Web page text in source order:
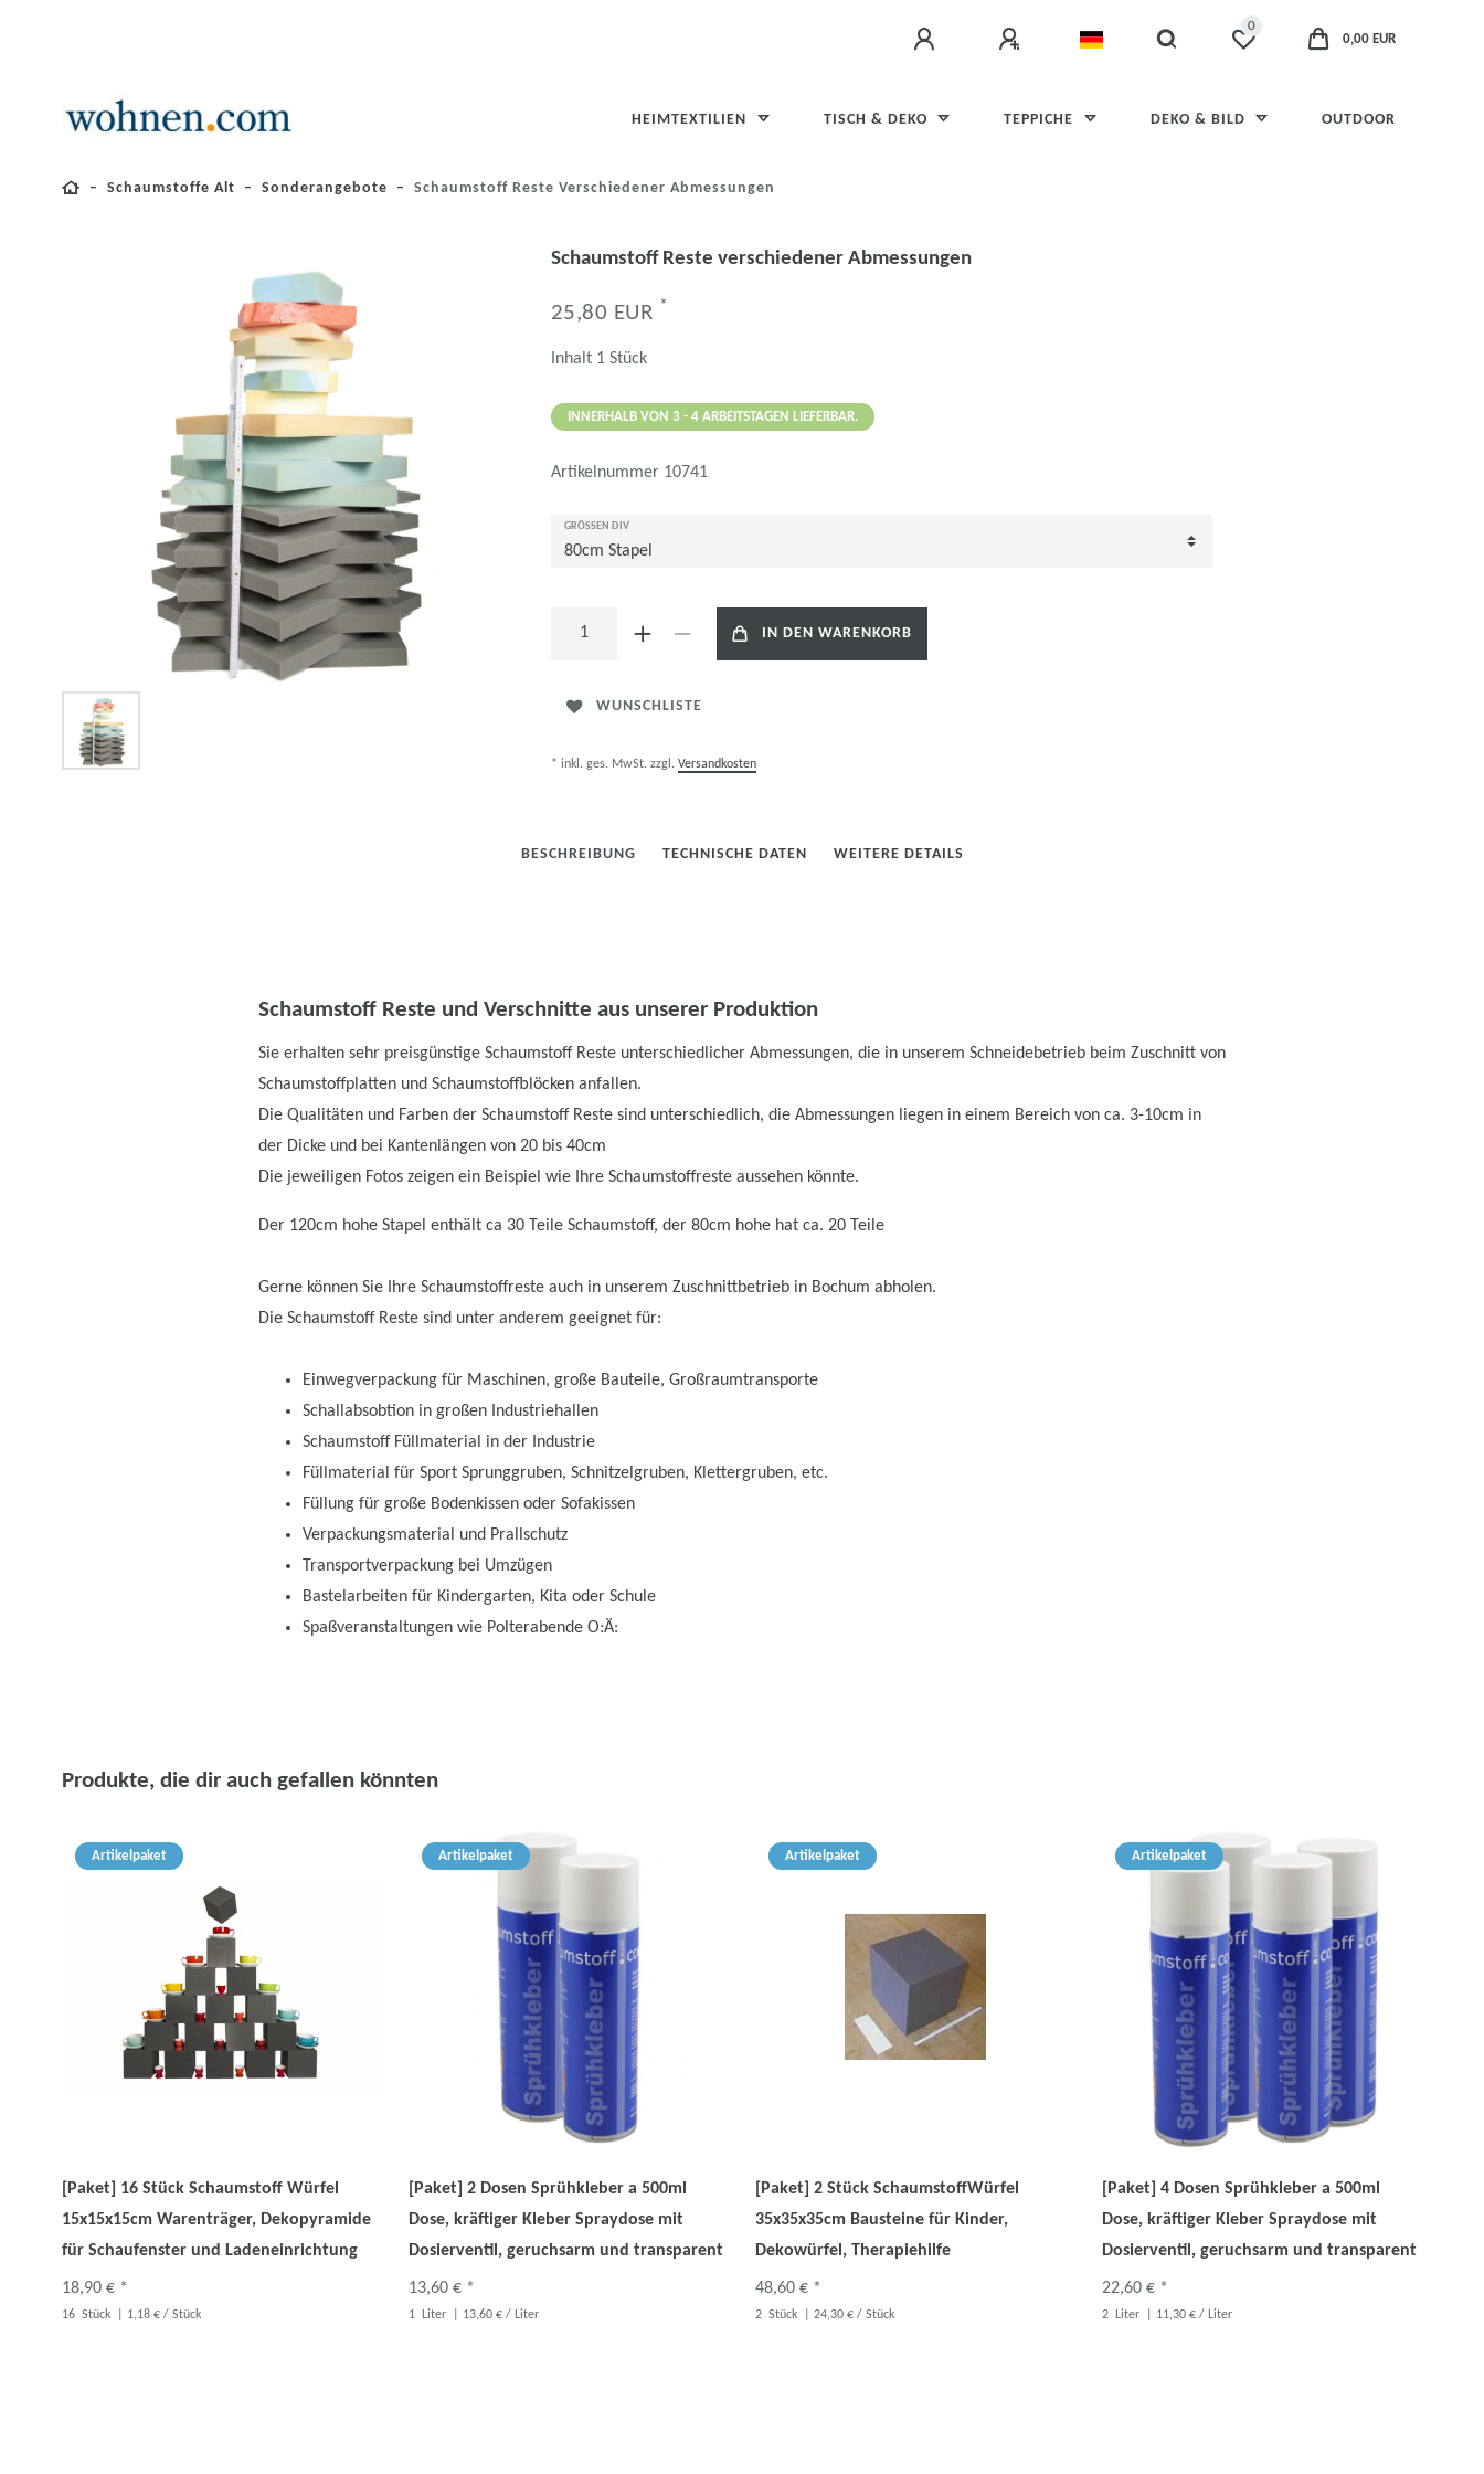
0
0,00 EUR
HEIMTEXTILIEN TISCH & DEKO TEPPICHE DEKO & BILD OUTDOOR
Schaumstoffe Alt Sonderangebote Schaumstoff Reste Verschiedener Abmessungen
Schaumstoff Reste verschiedener Abmessungen
25,80 EUR *
Inhalt 1 Stück
INNERHALB VON 3 - 4 ARBEITSTAGEN LIEFERBAR.
Artikelnummer 10741
GRÖSSEN DIV
IN DEN WARENKORB
WUNSCHLISTE
* inkl. ges. MwSt. zzgl. Versandkosten
BESCHREIBUNG TECHNISCHE DATEN WEITERE DETAILS
Schaumstoff Reste und Verschnitte aus unserer Produktion
Sie erhalten sehr preisgünstige Schaumstoff Reste unterschiedlicher Abmessungen, die in unserem Schneidebetrieb beim Zuschnitt von
Schaumstoffplatten und Schaumstoffblöcken anfallen.
Die Qualitäten und Farben der Schaumstoff Reste sind unterschiedlich, die Abmessungen liegen in einem Bereich von ca. 3-10cm in
der Dicke und bei Kantenlängen von 20 bis 40cm
Die jeweiligen Fotos zeigen ein Beispiel wie Ihre Schaumstoffreste aussehen könnte.
Der 120cm hohe Stapel enthält ca 30 Teile Schaumstoff, der 80cm hohe hat ca. 20 Teile
Gerne können Sie Ihre Schaumstoffreste auch in unserem Zuschnittbetrieb in Bochum abholen.
Die Schaumstoff Reste sind unter anderem geeignet für:
Einwegverpackung für Maschinen, große Bauteile, Großraumtransporte
Schallabsobtion in großen Industriehallen
Schaumstoff Füllmaterial in der Industrie
Füllmaterial für Sport Sprunggruben, Schnitzelgruben, Klettergruben, etc.
Füllung für große Bodenkissen oder Sofakissen
Verpackungsmaterial und Prallschutz
Transportverpackung bei Umzügen
Bastelarbeiten für Kindergarten, Kita oder Schule
Spaßveranstaltungen wie Polterabende O:Ä:
Produkte, die dir auch gefallen könnten
Artikelpaket
[Paket] 16 Stück Schaumstoff Würfel
15x15x15cm Warenträger, Dekopyramide
für Schaufenster und Ladeneinrichtung
18,90 € *
16 Stück | 1,18 € / Stück
Artikelpaket
[Paket] 2 Dosen Sprühkleber a 500ml
Dose, kräftiger Kleber Spraydose mit
Dosierventil, geruchsarm und transparent
13,60 € *
1 Liter | 13,60 € / Liter
Artikelpaket
[Paket] 2 Stück SchaumstoffWürfel
35x35x35cm Bausteine für Kinder,
Dekowürfel, Therapiehilfe
48,60 € *
2 Stück | 24,30 € / Stück
Artikelpaket
[Paket] 4 Dosen Sprühkleber a 500ml
Dose, kräftiger Kleber Spraydose mit
Dosierventil, geruchsarm und transparent
22,60 € *
2 Liter | 11,30 € / Liter